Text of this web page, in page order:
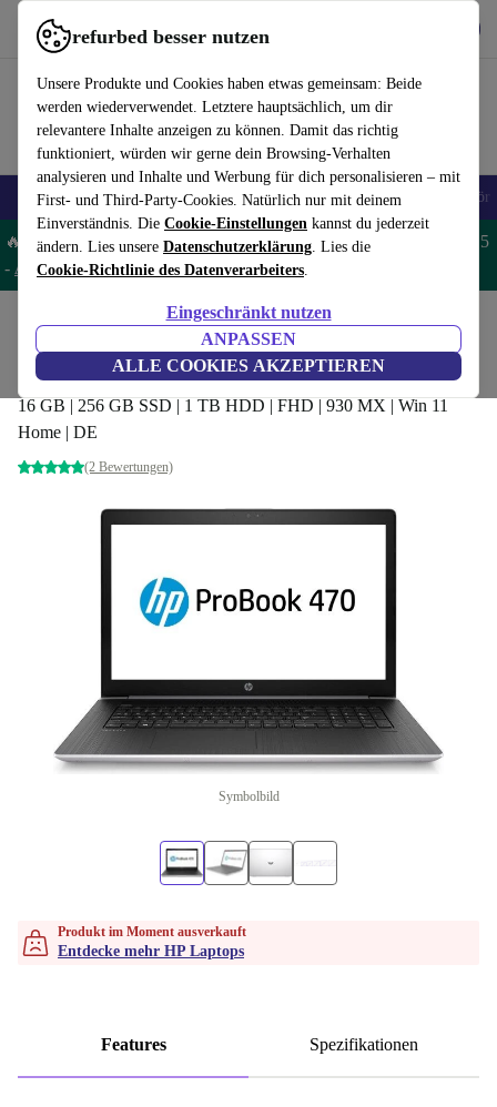
refurbed besser nutzen
Unsere Produkte und Cookies haben etwas gemeinsam: Beide
werden wiederverwendet. Letztere hauptsächlich, um dir
relevantere Inhalte anzeigen zu können. Damit das richtig
funktioniert, würden wir gerne dein Browsing-Verhalten
analysieren und Inhalte und Werbung für dich personalisieren – mit
First- und Third-Party-Cookies. Natürlich nur mit deinem
Einverständnis. Die Cookie-Einstellungen kannst du jederzeit
ändern. Lies unsere Datenschutzerklärung. Lies die
Cookie-Richtlinie des Datenverarbeiters.
Eingeschränkt nutzen
ANPASSEN
ALLE COOKIES AKZEPTIEREN
refurbed schnell und einfach nutzen
🎒 Back to school Handys Laptops Tablets Smartwatches Zubehör
🔥 Spare 5% EXTRA auf MacBooks und iPads – Code: MACPAD5
- AGB
Laptops HP Laptops
HP ProBook 470 G5 | i7-8550U | 17.3-Zoll
16 GB | 256 GB SSD | 1 TB HDD | FHD | 930 MX | Win 11
Home | DE
(2 Bewertungen)
Symbolbild
Produkt im Moment ausverkauft
Entdecke mehr HP Laptops
Features Spezifikationen